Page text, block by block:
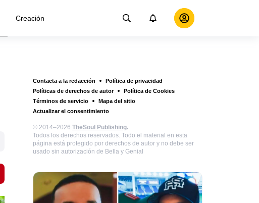
Creación
Contacta a la redacción
Política de privacidad
Políticas de derechos de autor
Política de Cookies
Términos de servicio
Mapa del sitio
Actualizar el consentimiento
© 2014–2026 TheSoul Publishing.
Todos los derechos reservados. Todo el material en esta
página está protegido por derechos de autor y no debe ser
usado sin autorización de Bella y Genial